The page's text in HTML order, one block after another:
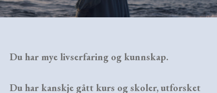
Du har mye livserfaring og kunnskap.
Du har kanskje gått kurs og skoler, utforsket